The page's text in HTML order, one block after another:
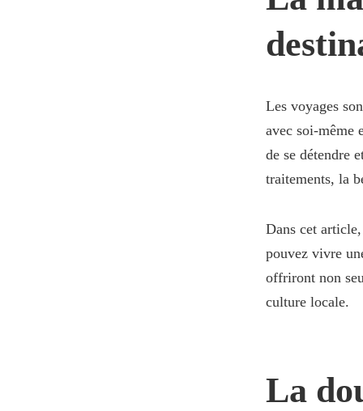
Les voyages
avec soi-même
de se détendre
traitements, la
Dans cet
pouvez vivre
offriront non
culture locale.
La